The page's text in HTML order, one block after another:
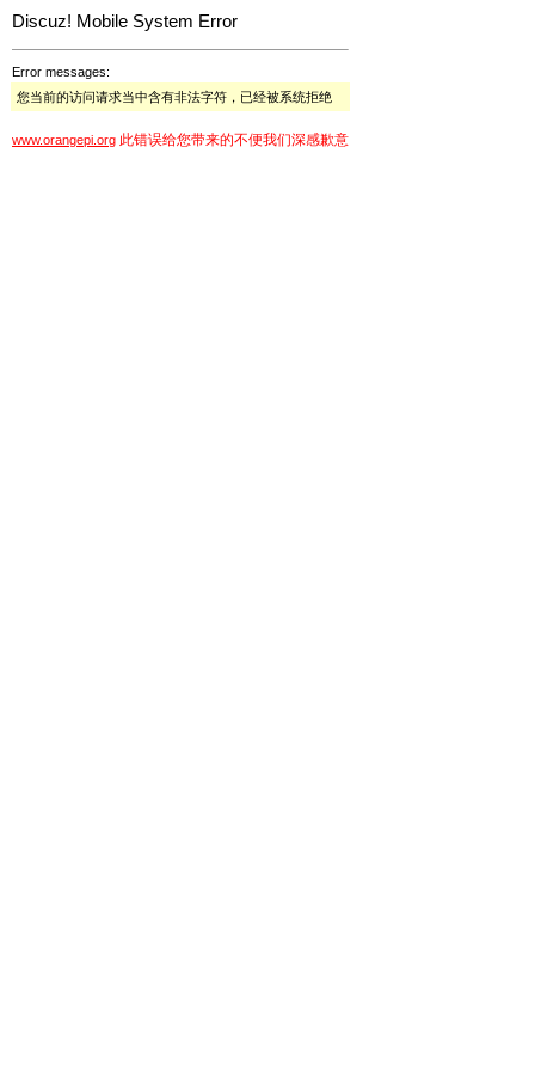
Discuz! Mobile System Error
Error messages:
您当前的访问请求当中含有非法字符，已经被系统拒绝
www.orangepi.org 此错误给您带来的不便我们深感歉意